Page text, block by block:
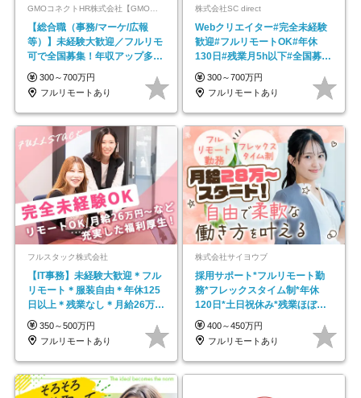
GMOコネクトHR株式会社【GMOインターネットグループ】
【総合職（事務/マーケ/広報
等）】未経験大歓迎／フルリモ
可で全国募集！年収アップ多数
★年休最大130日★
300～700万円
フルリモートあり
株式会社SC direct
Webクリエイター#完全未経験
歓迎#フルリモートOK#年休
130日#残業月5h以下#全国募集
#最大1年の研修
300～700万円
フルリモートあり
フルスタック株式会社
【IT事務】未経験大歓迎＊フル
リモート＊服装自由＊年休125
日以上＊残業なし＊月給26万円
以上
350～500万円
フルリモートあり
株式会社サイヨウブ
採用サポート*フルリモート勤
務*フレックスタイム制*年休
120日*土日祝休み*残業ほぼな
し*育児中社員8割以上
400～450万円
フルリモートあり